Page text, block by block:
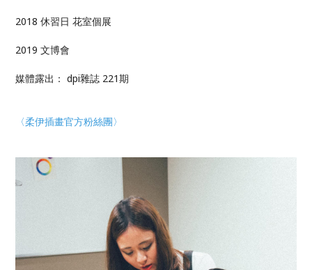
2018 休習日 花室個展
2019 文博會
媒體露出： dpi雜誌 221期
〈柔伊插畫官方粉絲團〉